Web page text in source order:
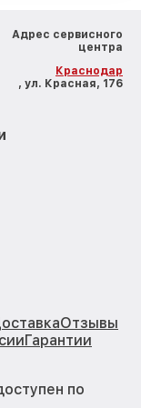
Адрес сервисного
центра
Краснодар
, ул. Красная, 176
Отзывы
Гарантии
по